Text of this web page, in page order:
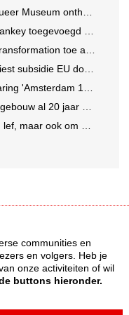
nieuwe visuele identiteit
opstelling STRAAT Museum
toe als prijzencategorie
EU door deelname Rusland
voor filmfestival Venetië
favorieten van cultuurpubliek
plan voor als het misgaat
communities en
en volgers. Heb je
onze activiteiten of wil
buttons hieronder.